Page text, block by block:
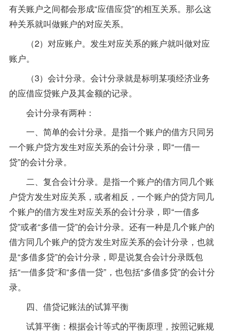
有关账户之间都会形成“应借应贷”的相互关系。那么这
种关系就叫做账户的对应关系。
（2）对应账户。发生对应关系的账户就叫做对应
账户。
（3）会计分录。会计分录就是标明某项经济业务
的应借应贷账户及其金额的记录。
会计分录有两种：
一、简单的会计分录。是指一个账户的借方只同另
一个账户贷方发生对应关系的会计分录，即“一借一
贷”的会计分录。
二、复合会计分录。是指一个账户的借方同几个账
户贷方发生对应关系，或者相反，一个账户的贷方同几
个账户的借方发生对应关系的会计分录，即“一借多
贷”或者“多借一贷”的会计分录。还有一种是几个账户的
借方同几个账户的贷方发生对应关系的会计分录，也就
是“多借多贷”的会计分录，即是说复合会计分录既包
括“一借多贷”和“多借一贷”，也包括“多借多贷”的会计分
录。
四、借贷记账法的试算平衡
试算平衡：根据会计等式的平衡原理，按照记账规